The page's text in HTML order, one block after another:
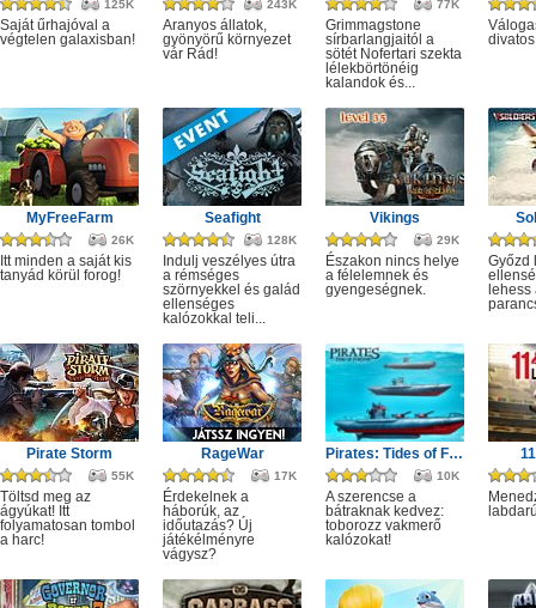
125K
Saját űrhajóval a
végtelen galaxisban!
243K
Aranyos állatok,
gyönyörű környezet
vár Rád!
77K
Grimmagstone
sírbarlangjaitól a
sötét Nofertari szekta
lélekbörtönéig
kalandok és...
MyFreeFarm
26K
Itt minden a saját kis
tanyád körül forog!
Seafight
128K
Indulj veszélyes útra
a rémséges
szörnyekkel és galád
ellenséges
kalózokkal teli...
Vikings
29K
Északon nincs helye
a félelemnek és
gyengeségnek.
Győzd
Pirate Storm
55K
Töltsd meg az
ágyúkat! Itt
folyamatosan tombol
a harc!
RageWar
17K
Érdekelnek a
háborúk, az
időutazás? Új
játékélményre
vágysz?
Pirates: Tides of Fortune
10K
A szerencse a
bátraknak kedvez:
toborozz vakmerő
kalózokat!